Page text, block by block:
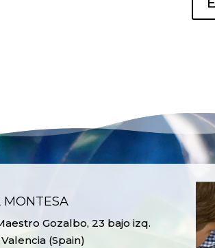
MONTESA
Gozalbo, 23 bajo izq.
(Spain)